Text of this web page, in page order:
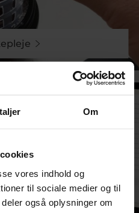
Om
vores indhold og
til sociale medier og til
også oplysninger om